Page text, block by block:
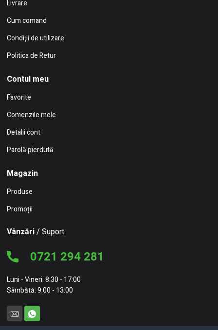
Livrare
Cum comand
Condiţii de utilizare
Politica de Retur
Contul meu
Favorite
Comenzile mele
Detalii cont
Parolă pierdută
Magazin
Produse
Promoții
Vânzări/ Suport
0721 294 281
Luni - Vineri: 8:30 - 17:00
Sâmbătă: 9:00 - 13:00